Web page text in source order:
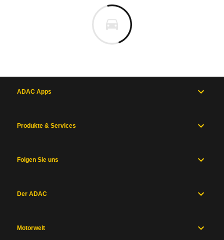
ADAC Apps
Produkte & Services
Folgen Sie uns
Der ADAC
Motorwelt